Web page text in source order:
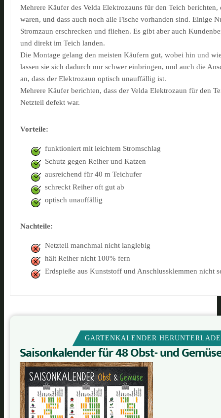
Mehrere Käufer des Velda Elektrozauns für den Teich
waren, und dass auch noch alle Fische vorhanden sind. Einige
Stromzaun erschrecken und fliehen. Es gibt aber auch
und direkt im Teich landen.
Die Montage gelang den meisten Käufern gut, wobei hin und
lassen sie sich dadurch nur schwer einbringen, und auch die
an, dass der Elektrozaun optisch unauffällig ist.
Mehrere Käufer berichten, dass der Velda Elektrozaun für den
Netzteil defekt war.
Vorteile:
funktioniert mit leichtem Stromschlag
Schutz gegen Reiher und Katzen
ausreichend für 40 m Teichufer
schreckt Reiher oft gut ab
optisch unauffällig
Nachteile:
Netzteil manchmal nicht langlebig
hält Reiher nicht 100% fern
Erdspieße aus Kunststoff und Anschlussklemmen nicht
GARTENKALENDER
Saisonkalender für 48 Obst- und